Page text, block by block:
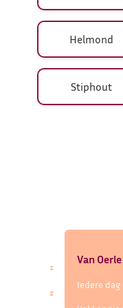
Helmond
Stiphout